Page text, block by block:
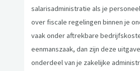
salarisadministratie als je
over fiscale regelingen binnen je
vaak onder aftrekbare
eenmanszaak, dan zijn deze
onderdeel van je zakelijke